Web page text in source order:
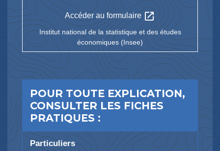
Accéder au formulaire open_in_new
Institut national de la statistique et des études
économiques (Insee)
POUR TOUTE EXPLICATION,
CONSULTER LES FICHES
PRATIQUES :
Particuliers